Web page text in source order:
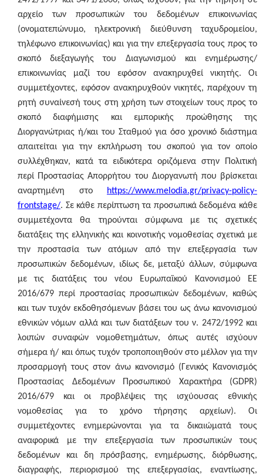
αρχείο των προσωπικών του δεδομένων επικοινωνίας
(ονοματεπώνυμο, ηλεκτρονική διεύθυνση ταχυδρομείου,
τηλέφωνο επικοινωνίας) και για την επεξεργασία τους προς το
σκοπό διεξαγωγής του Διαγωνισμού και ενημέρωσης/
επικοινωνίας μαζί του εφόσον ανακηρυχθεί νικητής. Οι
συμμετέχοντες, εφόσον ανακηρυχθούν νικητές, παρέχουν τη
ρητή συναίνεσή τους στη χρήση των στοιχείων τους προς το
σκοπό διαφήμισης και εμπορικής προώθησης της
Διοργανώτριας ή/και του Σταθμού για όσο χρονικό διάστημα
απαιτείται για την εκπλήρωση του σκοπού για τον οποίο
συλλέχθηκαν, κατά τα ειδικότερα οριζόμενα στην Πολιτική
περί Προστασίας Απορρήτου του Διοργανωτή που βρίσκεται
αναρτημένη στο https://www.melodia.gr/privacy-policy-
frontstage/. Σε κάθε περίπτωση τα προσωπικά δεδομένα κάθε
συμμετέχοντα θα τηρούνται σύμφωνα με τις σχετικές
διατάξεις της ελληνικής και κοινοτικής νομοθεσίας σχετικά με
την προστασία των ατόμων από την επεξεργασία των
προσωπικών δεδομένων, ιδίως δε, μεταξύ άλλων, σύμφωνα
με τις διατάξεις του νέου Ευρωπαϊκού Κανονισμού ΕΕ
2016/679 περί προστασίας προσωπικών δεδομένων, καθώς
και των τυχόν εκδοθησόμενων βάσει του ως άνω κανονισμού
εθνικών νόμων αλλά και των διατάξεων του ν. 2472/1992 και
λοιπών συναφών νομοθετημάτων, όπως αυτές ισχύουν
σήμερα ή/ και όπως τυχόν τροποποιηθούν στο μέλλον για την
προσαρμογή τους στον άνω κανονισμό (Γενικός Κανονισμός
Προστασίας Δεδομένων Προσωπικού Χαρακτήρα (GDPR)
2016/679 και οι προβλέψεις της ισχύουσας εθνικής
νομοθεσίας για το χρόνο τήρησης αρχείων). Οι
συμμετέχοντες ενημερώνονται για τα δικαιώματά τους
αναφορικά με την επεξεργασία των προσωπικών τους
δεδομένων και δη πρόσβασης, ενημέρωσης, διόρθωσης,
διαγραφής, περιορισμού της επεξεργασίας, εναντίωσης,